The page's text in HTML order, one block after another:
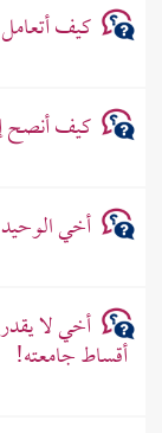
كيف
كيف أنصح
أخي
أخي لا
أقساط جامعته!